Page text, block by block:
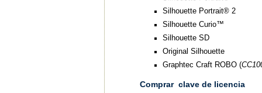
Silhouette Portrait® 2
Silhouette Curio™
Silhouette SD
Original Silhouette
Graphtec Craft ROBO (
Comprar clave de licencia